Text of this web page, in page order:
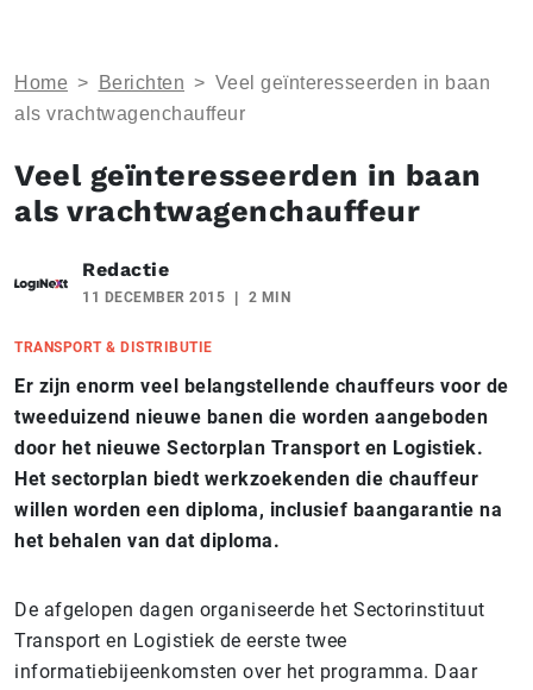
Home > Berichten > Veel geïnteresseerden in baan
als vrachtwagenchauffeur
Veel geïnteresseerden in baan
als vrachtwagenchauffeur
Redactie
11 DECEMBER 2015 2 MIN
TRANSPORT & DISTRIBUTIE
Er zijn enorm veel belangstellende chauffeurs voor de
tweeduizend nieuwe banen die worden aangeboden
door het nieuwe Sectorplan Transport en Logistiek.
Het sectorplan biedt werkzoekenden die chauffeur
willen worden een diploma, inclusief baangarantie na
het behalen van dat diploma.
De afgelopen dagen organiseerde het Sectorinstituut
Transport en Logistiek de eerste twee
informatiebijeenkomsten over het programma. Daar